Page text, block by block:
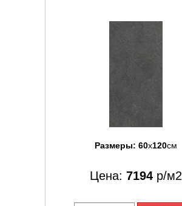
Размеры: 60x120см
Цена: 7194 р/м2